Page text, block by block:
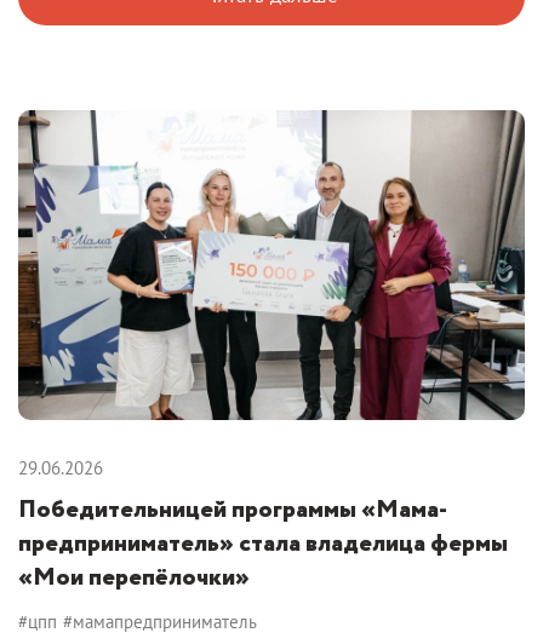
29.06.2026
Победительницей программы «Мама-
предприниматель» стала владелица фермы
«Мои перепёлочки»
#цпп #мамапредприниматель